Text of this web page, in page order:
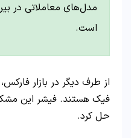
مدل‌های معاملاتی در
است.
از طرف دیگر در بازار فارکس،
فیک هستند. فیشر این مشکل
حل کرد.